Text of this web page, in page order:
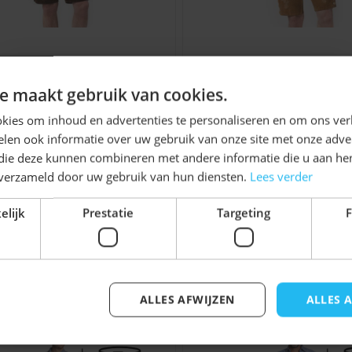
Nederland, voor elk
rundleer en geitenleer.
besteld, morgen
bij jou past.
maattabel bij de
waardoor de
na enkele keren
om vuil te
€ 79,99 € 79,99
iets voor u zijn!
met de tabtoets. U kunt de carrousel overslaan
maakt gebruik van cookies.
om inhoud en advertenties te personaliseren en om ons
ook informatie over uw gebruik van onze site met onze
deze kunnen combineren met andere informatie die u aan
door uw gebruik van hun diensten. Lees verder
Prestatie Targeting
ALLES
ALLES AFWIJZEN
Ontvang5%
KORTING!
Schrijf je nu in voor de nieuwsbrief en ontvang toegang
tot exclusieve kortingen!
Voor- en achternaam
Inschrijven